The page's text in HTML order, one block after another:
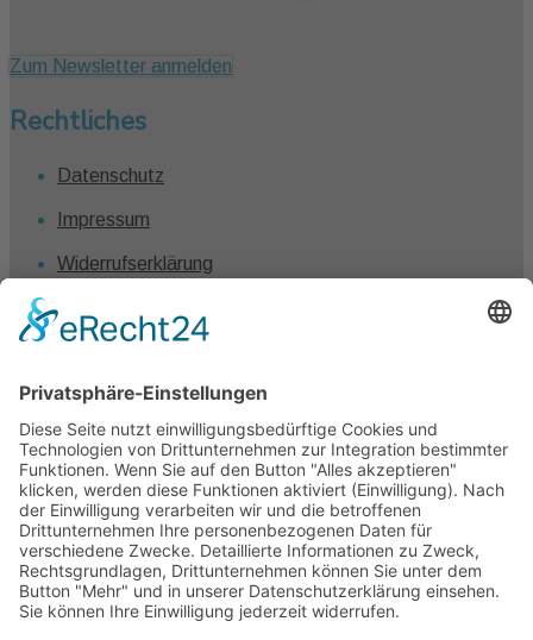
Zum Newsletter anmelden
Rechtliches
Datenschutz
Impressum
Widerrufserklärung
Vertrag widerrufen
Kontakt
Claudia Winkel
0431 – 1280 7461
info@claudiawinkel.com
Kiel
Frankfurt I Berlin I Hamburg I Köln I München